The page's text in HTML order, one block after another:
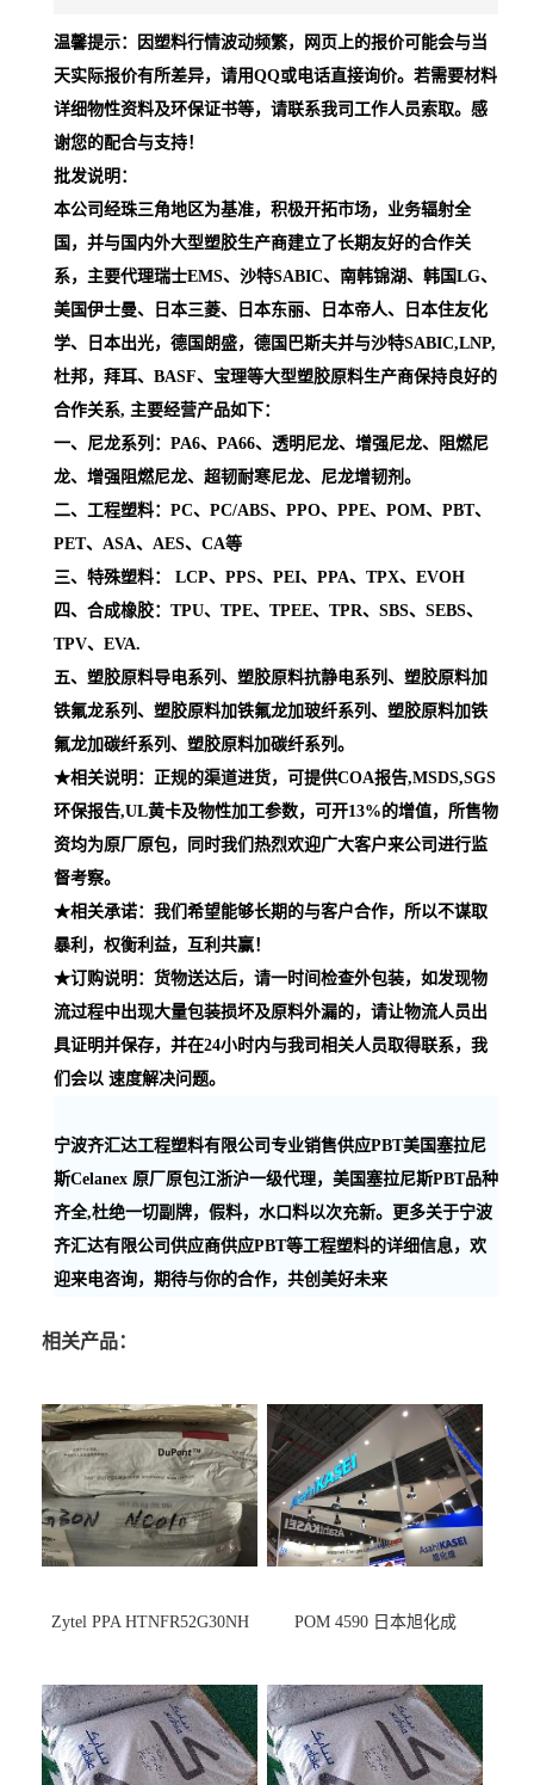
温馨提示：因塑料行情波动频繁，网页上的报价可能会与当
天实际报价有所差异，请用QQ或电话直接询价。若需要材料
详细物性资料及环保证书等，请联系我司工作人员索取。感
谢您的配合与支持！
批发说明：
本公司经珠三角地区为基准，积极开拓市场，业务辐射全
国，并与国内外大型塑胶生产商建立了长期友好的合作关
系，主要代理瑞士EMS、沙特SABIC、南韩锦湖、韩国LG、
美国伊士曼、日本三菱、日本东丽、日本帝人、日本住友化
学、日本出光，德国朗盛，德国巴斯夫并与沙特SABIC,LNP,
杜邦，拜耳、BASF、宝理等大型塑胶原料生产商保持良好的
合作关系, 主要经营产品如下：
一、尼龙系列：PA6、PA66、透明尼龙、增强尼龙、阻燃尼
龙、增强阻燃尼龙、超韧耐寒尼龙、尼龙增韧剂。
二、工程塑料：PC、PC/ABS、PPO、PPE、POM、PBT、
PET、ASA、AES、CA等
三、特殊塑料： LCP、PPS、PEI、PPA、TPX、EVOH
四、合成橡胶：TPU、TPE、TPEE、TPR、SBS、SEBS、
TPV、EVA.
五、塑胶原料导电系列、塑胶原料抗静电系列、塑胶原料加
铁氟龙系列、塑胶原料加铁氟龙加玻纤系列、塑胶原料加铁
氟龙加碳纤系列、塑胶原料加碳纤系列。
★相关说明：正规的渠道进货，可提供COA报告,MSDS,SGS
环保报告,UL黄卡及物性加工参数，可开13%的增值，所售物
资均为原厂原包，同时我们热烈欢迎广大客户来公司进行监
督考察。
★相关承诺：我们希望能够长期的与客户合作，所以不谋取
暴利，权衡利益，互利共赢！
★订购说明：货物送达后，请一时间检查外包装，如发现物
流过程中出现大量包装损坏及原料外漏的，请让物流人员出
具证明并保存，并在24小时内与我司相关人员取得联系，我
们会以 速度解决问题。
宁波齐汇达工程塑料有限公司专业销售供应PBT美国塞拉尼
斯Celanex 原厂原包江浙沪一级代理，美国塞拉尼斯PBT品种
齐全,杜绝一切副牌，假料，水口料以次充新。更多关于宁波
齐汇达有限公司供应商供应PBT等工程塑料的详细信息，欢
迎来电咨询，期待与你的合作，共创美好未来
相关产品：
Zytel PPA HTNFR52G30NH POM 4590 日本旭化成